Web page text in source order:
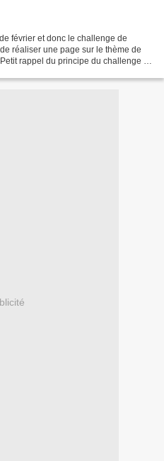
février et donc le challenge de
réaliser une page sur le thème de
rappel du principe du challenge :